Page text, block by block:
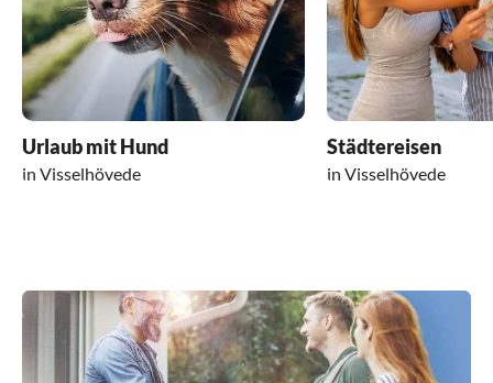
Urlaub mit Hund
in Visselhövede
Städtereisen
in Visselhövede